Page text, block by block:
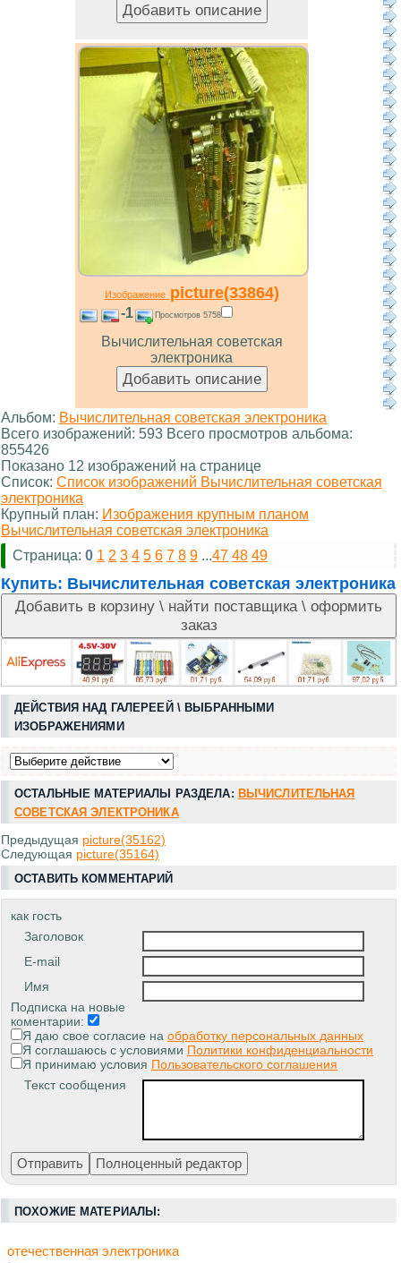
Изображениеpicture(33864)
-1 Просмотров 5758
Вычислительная советская
электроника
Альбом: Вычислительная советская электроника
Всего изображений: 593 Всего просмотров альбома:
855426
Показано 12 изображений на странице
Список: Список изображений Вычислительная советская
электроника
Крупный план: Изображения крупным планом
Вычислительная советская электроника
Страница: 0 1 2 3 4 5 6 7 8 9 ...47 48 49
Купить: Вычислительная советская электроника
ДЕЙСТВИЯ НАД ГАЛЕРЕЕЙ \ ВЫБРАННЫМИ
ИЗОБРАЖЕНИЯМИ
ОСТАЛЬНЫЕ МАТЕРИАЛЫ РАЗДЕЛА: ВЫЧИСЛИТЕЛЬНАЯ
СОВЕТСКАЯ ЭЛЕКТРОНИКА
Предыдущая picture(35162)
Следующая picture(35164)
ОСТАВИТЬ КОММЕНТАРИЙ
как гость
Заголовок
E-mail
Имя
Подписка на новые
коментарии:
Я даю свое согласие на обработку персональных данных
Я соглашаюсь с условиями Политики конфиденциальности
Я принимаю условия Пользовательского соглашения
Текст сообщения
ПОХОЖИЕ МАТЕРИАЛЫ:
отечественная электроника